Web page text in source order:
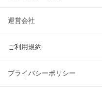
運営会社
ご利用規約
プライバシーポリシー